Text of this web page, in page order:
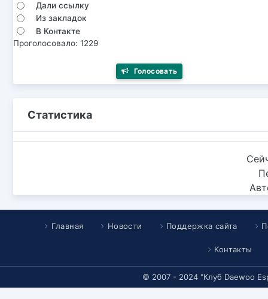
Дали ссылку
Из закладок
В Контакте
Проголосовало: 1229
Голосовать
Статистика
Главная Новости Поддержка сайта
Контакты
© 2007 - 2024 "Клуб Daewoo